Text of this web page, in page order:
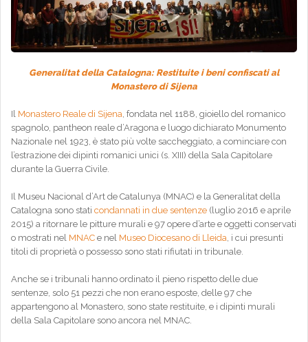
Generalitat della Catalogna: Restituite i beni confiscati al
Monastero di Sijena
Il Monastero Reale di Sijena, fondata nel 1188, gioiello del romanico
spagnolo, pantheon reale d’Aragona e luogo dichiarato Monumento
Nazionale nel 1923, è stato più volte saccheggiato, a cominciare con
l’estrazione dei dipinti romanici unici (s. XIII) della Sala Capitolare
durante la Guerra Civile.
Il Museu Nacional d’Art de Catalunya (MNAC) e la Generalitat della
Catalogna sono stati condannati in due sentenze (luglio 2016 e aprile
2015) a ritornare le pitture murali e 97 opere d’arte e oggetti conservati
o mostrati nel MNAC e nel Museo Diocesano di Lleida, i cui presunti
titoli di proprietà o possesso sono stati rifiutati in tribunale.
Anche se i tribunali hanno ordinato il pieno rispetto delle due
sentenze, solo 51 pezzi che non erano esposte, delle 97 che
appartengono al Monastero, sono state restituite, e i dipinti murali
della Sala Capitolare sono ancora nel MNAC.